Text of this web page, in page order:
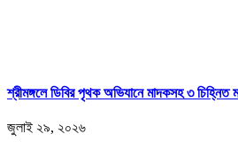
শ্রীমঙ্গলে ডিবির পৃথক অভিযানে মাদকসহ ৩ চিহ্নিত
জুলাই ২৯, ২০২৬